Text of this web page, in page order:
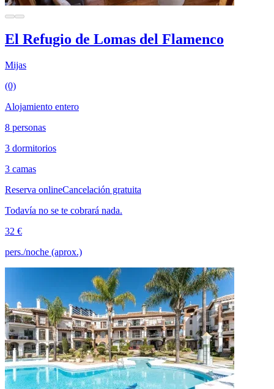
El Refugio de Lomas del Flamenco
Mijas
(0)
Alojamiento entero
8 personas
3 dormitorios
3 camas
Reserva onlineCancelación gratuita
Todavía no se te cobrará nada.
32 €
pers./noche (aprox.)